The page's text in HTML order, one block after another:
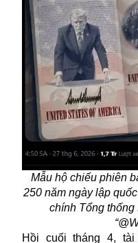
Mẫu hộ chiếu phiên
250 năm ngày lập
chính Tổng thống
Hồi cuối tháng 4, tài